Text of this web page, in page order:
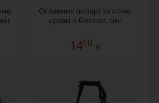
Оглавник (юлар) за коне,
крави и бикове, син
1410 €